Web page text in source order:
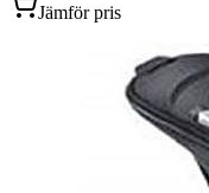
Jämför pris